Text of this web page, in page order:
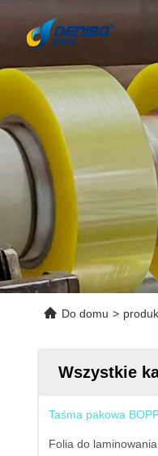
Do domu >
Wszystkie
Taśma pakowa
Folia do